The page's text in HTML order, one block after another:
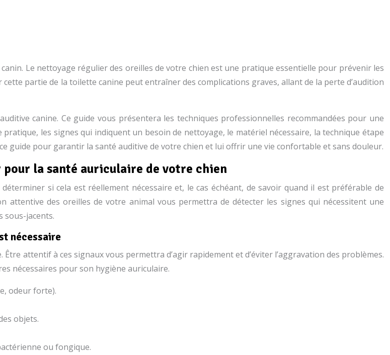
Le nettoyage régulier des oreilles de votre chien est une pratique essentielle pour prévenir les
partie de la toilette canine peut entraîner des complications graves, allant de la perte d’audition
canine. Ce guide vous présentera les techniques professionnelles recommandées pour une
les signes qui indiquent un besoin de nettoyage, le matériel nécessaire, la technique étape
guide pour garantir la santé auditive de votre chien et lui offrir une vie confortable et sans douleur.
la santé auriculaire de votre chien
si cela est réellement nécessaire et, le cas échéant, de savoir quand il est préférable de
attentive des oreilles de votre animal vous permettra de détecter les signes qui nécessitent une
sous-jacents.
nécessaire
attentif à ces signaux vous permettra d’agir rapidement et d’éviter l’aggravation des problèmes.
nécessaires pour son hygiène auriculaire.
odeur forte).
objets.
ou fongique.